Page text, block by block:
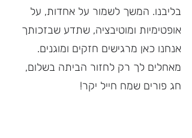
בליבנו. המשך לשמור על אחדות, על
אופטימיות ומוטיבציה, שתדע שבזכותך
אנחנו כאן מרגישים חזקים ומוגנים.
מאחלים לך רק לחזור הביתה בשלום,
חג פורים שמח חייל יקר!